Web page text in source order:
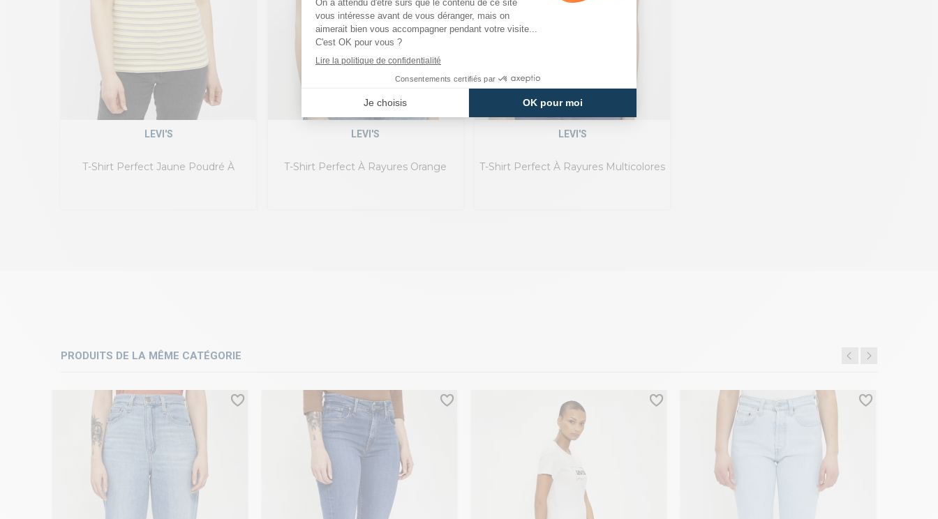
T-Shirt Perfect Jaune Poudré À
LEVI'S
T-Shirt Perfect À Rayures Orange
LEVI'S
T-Shirt Perfect À Rayures Multicolores
LEVI'S
PRODUITS DE LA MÊME CATÉGORIE